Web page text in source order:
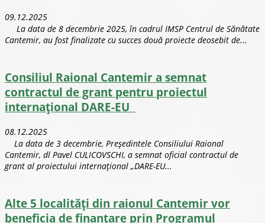
09.12.2025
La data de 8 decembrie 2025, în cadrul IMSP Centrul de Sănătate
Cantemir, au fost finalizate cu succes două proiecte deosebit de...
Consiliul Raional Cantemir a semnat
contractul de grant pentru proiectul
internațional DARE-EU
08.12.2025
La data de 3 decembrie, Președintele Consiliului Raional
Cantemir, dl Pavel CULICOVSCHI, a semnat oficial contractul de
grant al proiectului internațional „DARE-EU...
Alte 5 localități din raionul Cantemir vor
beneficia de finanțare prin Programul